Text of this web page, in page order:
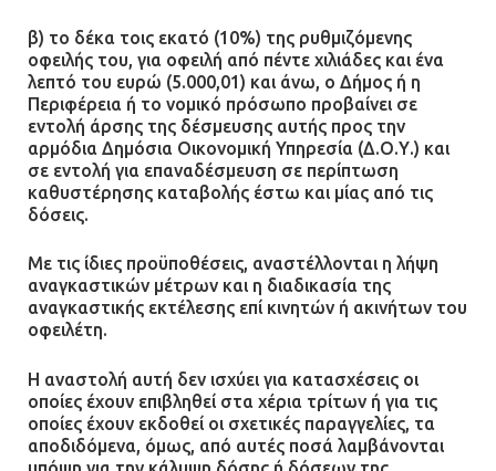
β) το δέκα τοις εκατό (10%) της ρυθμιζόμενης
οφειλής του, για οφειλή από πέντε χιλιάδες και ένα
λεπτό του ευρώ (5.000,01) και άνω, ο Δήμος ή η
Περιφέρεια ή το νομικό πρόσωπο προβαίνει σε
εντολή άρσης της δέσμευσης αυτής προς την
αρμόδια Δημόσια Οικονομική Υπηρεσία (Δ.Ο.Υ.) και
σε εντολή για επαναδέσμευση σε περίπτωση
καθυστέρησης καταβολής έστω και μίας από τις
δόσεις.
Με τις ίδιες προϋποθέσεις, αναστέλλονται η λήψη
αναγκαστικών μέτρων και η διαδικασία της
αναγκαστικής εκτέλεσης επί κινητών ή ακινήτων του
οφειλέτη.
Η αναστολή αυτή δεν ισχύει για κατασχέσεις οι
οποίες έχουν επιβληθεί στα χέρια τρίτων ή για τις
οποίες έχουν εκδοθεί οι σχετικές παραγγελίες, τα
αποδιδόμενα, όμως, από αυτές ποσά λαμβάνονται